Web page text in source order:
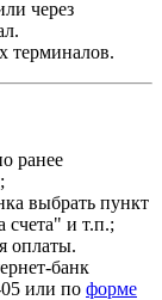
через
терминалов.
ранее
выбрать пункт
и т.п.;
оплаты.
банк
или по форме